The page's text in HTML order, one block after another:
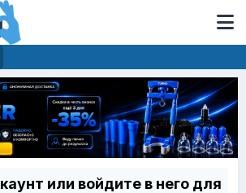
или войдите в него для